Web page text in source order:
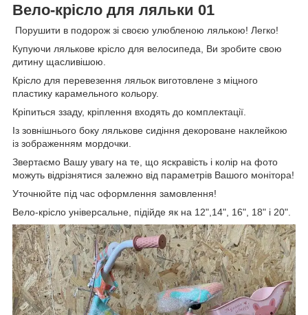
Вело-крісло для ляльки 01
Порушити в подорож зі своєю улюбленою лялькою! Легко!
Купуючи лялькове крісло для велосипеда, Ви зробите свою
дитину щасливішою.
Крісло для перевезення ляльок виготовлене з міцного
пластику карамельного кольору.
Кріпиться ззаду, кріплення входять до комплектації.
Із зовнішнього боку лялькове сидіння декороване наклейкою
із зображенням мордочки.
Звертаємо Вашу увагу на те, що яскравість і колір на фото
можуть відрізнятися залежно від параметрів Вашого монітора!
Уточнюйте під час оформлення замовлення!
Вело-крісло універсальне, підійде як на 12",14", 16", 18" і 20".